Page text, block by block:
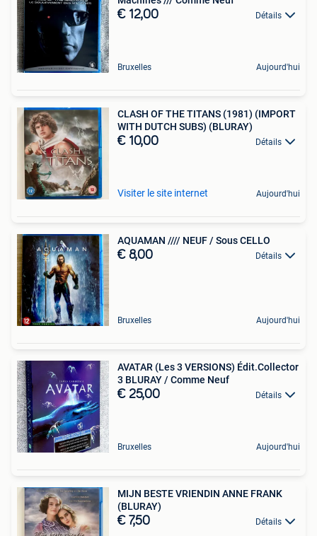
€ 12,00 Détails
Bruxelles Aujourd'hui
CLASH OF THE TITANS (1981) (IMPORT
WITH DUTCH SUBS) (BLURAY)
€ 10,00 Détails
Visiter le site internet Aujourd'hui
AQUAMAN //// NEUF / Sous CELLO
€ 8,00 Détails
Bruxelles Aujourd'hui
AVATAR (Les 3 VERSIONS) Édit.Collector
3 BLURAY / Comme Neuf
€ 25,00 Détails
Bruxelles Aujourd'hui
MIJN BESTE VRIENDIN ANNE FRANK
(BLURAY)
€ 7,50 Détails